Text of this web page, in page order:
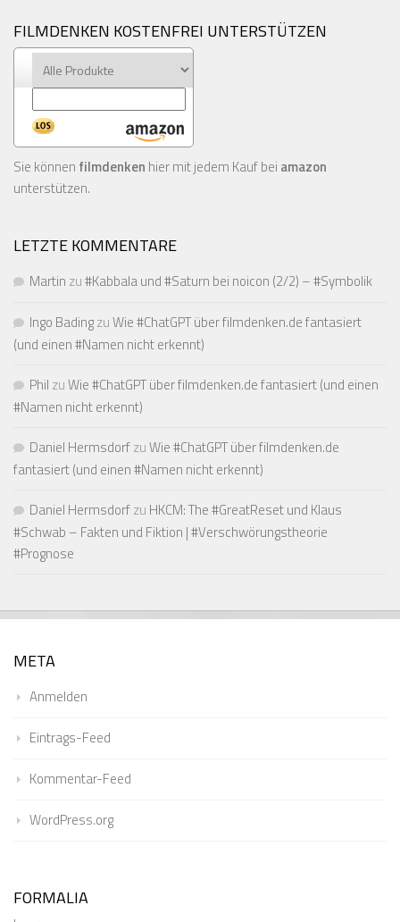
FILMDENKEN KOSTENFREI UNTERSTÜTZEN
Sie können filmdenken hier mit jedem Kauf bei amazon
unterstützen.
LETZTE KOMMENTARE
Martin zu#Kabbala und #Saturn bei noicon (2/2) – #Symbolik
Ingo BadingzuWie #ChatGPT über filmdenken.de fantasiert
(und einen #Namen nicht erkennt)
Phil zuWie #ChatGPT über filmdenken.de fantasiert (und einen
#Namen nicht erkennt)
Daniel HermsdorfzuWie #ChatGPT über filmdenken.de
fantasiert (und einen #Namen nicht erkennt)
Daniel Hermsdorfzu HKCM: The #GreatReset und Klaus
#Schwab – Fakten und Fiktion | #Verschwörungstheorie
#Prognose
META
Anmelden
Eintrags-Feed
Kommentar-Feed
WordPress.org
FORMALIA